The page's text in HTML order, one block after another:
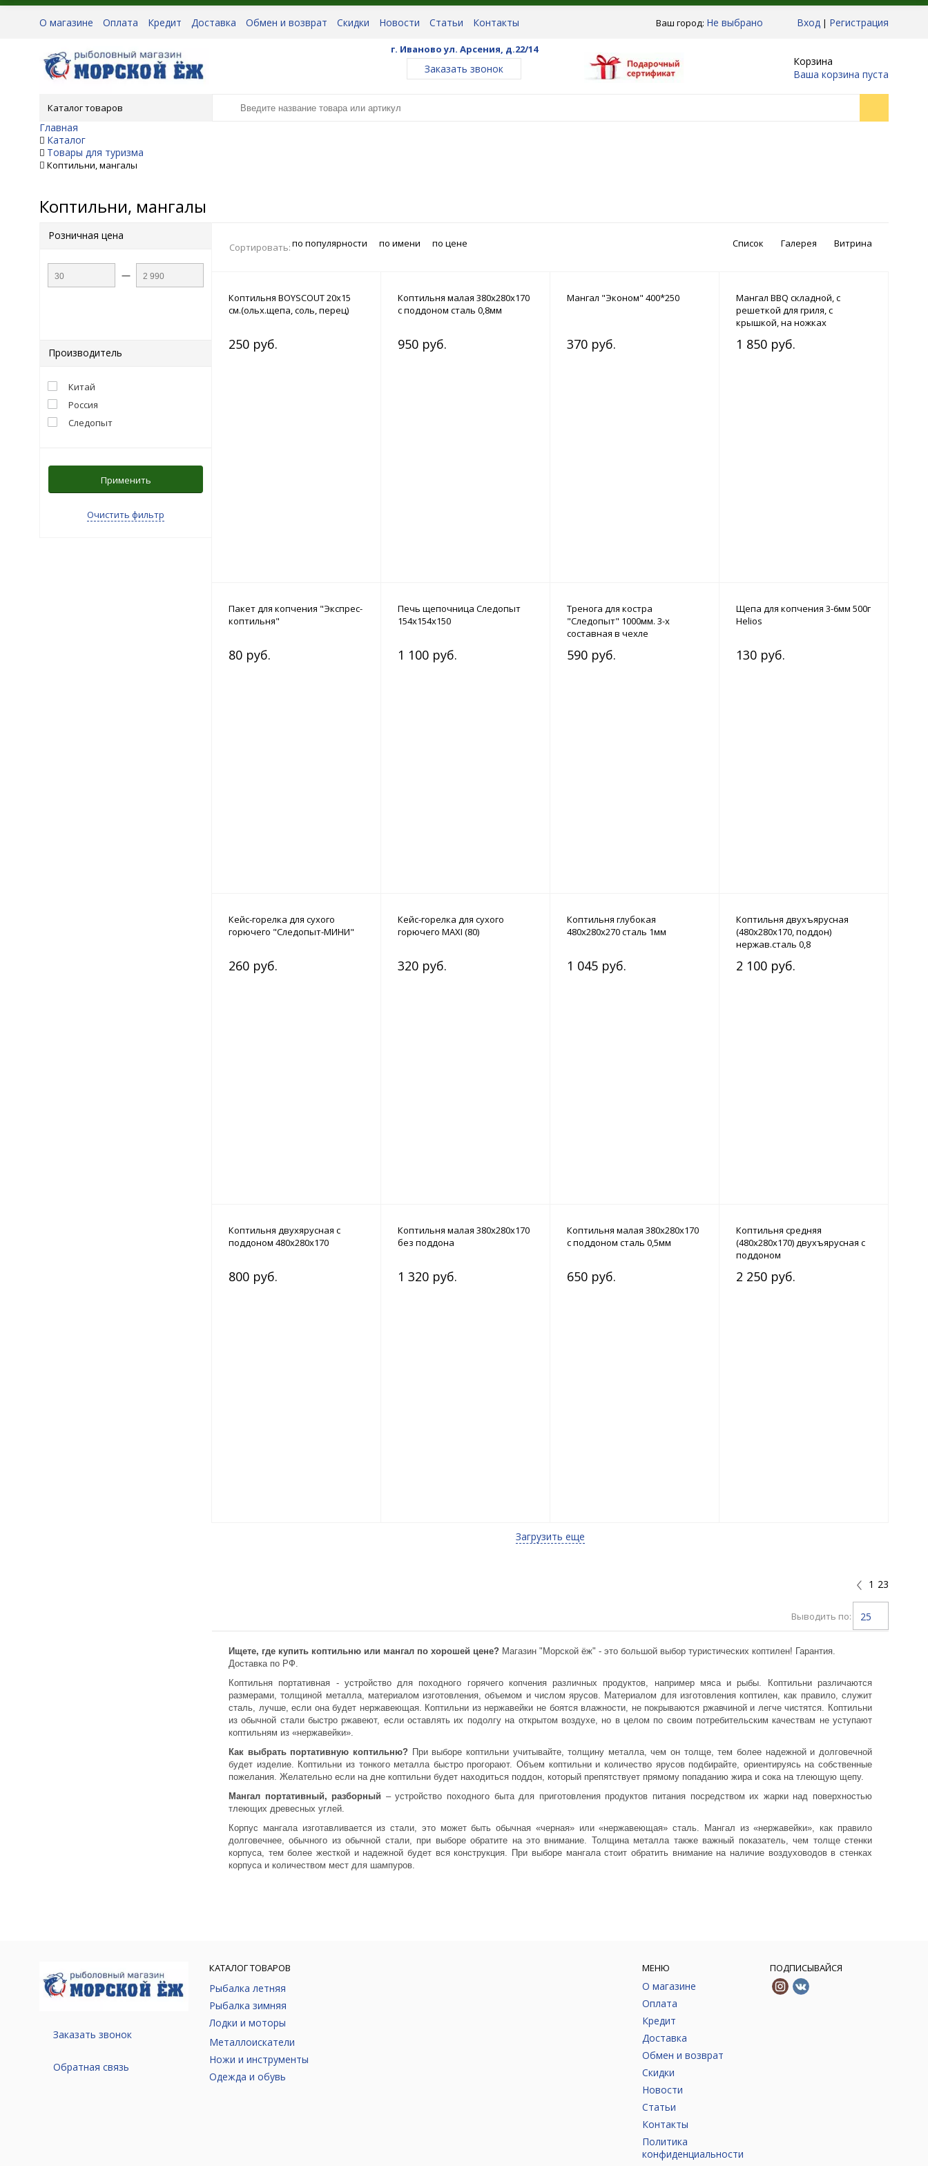
Ваш город: Не выбрано Вход | Регистрация
О магазине Оплата Кредит Доставка Обмен и возврат Скидки Новости Статьи Контакты
г. Иваново ул. Арсения, д.22/14
Заказать звонок
Корзина
Ваша корзина пуста
Каталог товаров
Главная
Каталог
Товары для туризма
Коптильни, мангалы
Коптильни, мангалы
Розничная цена
—
Производитель
Китай
Россия
Следопыт
Применить
Очистить фильтр
Список Галерея Витрина
Сортировать:по популярности по имени по цене
Коптильня BOYSCOUT 20x15
см.(ольх.щепа, соль, перец)
250 руб.
Коптильня малая 380х280х170
с поддоном сталь 0,8мм
950 руб.
Мангал "Эконом" 400*250
370 руб.
Мангал BBQ складной, с
решеткой для гриля, с
крышкой, на ножках
1 850 руб.
Пакет для копчения "Экспрес-
коптильня"
80 руб.
Печь щепочница Следопыт
154x154x150
1 100 руб.
Тренога для костра
"Следопыт" 1000мм. 3-х
составная в чехле
590 руб.
Щепа для копчения 3-6мм 500г
Helios
130 руб.
Кейс-горелка для сухого
горючего "Следопыт-МИНИ"
260 руб.
Кейс-горелка для сухого
горючего MAXI (80)
320 руб.
Коптильня глубокая
480х280х270 сталь 1мм
1 045 руб.
Коптильня двухъярусная
(480х280х170, поддон)
нержав.сталь 0,8
2 100 руб.
Коптильня двухярусная с
поддоном 480х280х170
800 руб.
Коптильня малая 380х280х170
без поддона
1 320 руб.
Коптильня малая 380х280х170
с поддоном сталь 0,5мм
650 руб.
Коптильня средняя
(480х280х170) двухъярусная с
поддоном
2 250 руб.
Загрузить еще
1 23
Выводить по: 25
Ищете, где купить коптильню или мангал по хорошей цене? Магазин "Морской ёж" - это большой выбор туристических коптилен! Гарантия.
Доставка по РФ.
Коптильня портативная - устройство для походного горячего копчения различных продуктов, например мяса и рыбы. Коптильни различаются
размерами, толщиной металла, материалом изготовления, объемом и числом ярусов. Материалом для изготовления коптилен, как правило, служит
сталь, лучше, если она будет нержавеющая. Коптильни из нержавейки не боятся влажности, не покрываются ржавчиной и легче чистятся. Коптильни
из обычной стали быстро ржавеют, если оставлять их подолгу на открытом воздухе, но в целом по своим потребительским качествам не уступают
коптильням из «нержавейки».
Как выбрать портативную коптильню? При выборе коптильни учитывайте, толщину металла, чем он толще, тем более надежной и долговечной
будет изделие. Коптильни из тонкого металла быстро прогорают. Объем коптильни и количество ярусов подбирайте, ориентируясь на собственные
пожелания. Желательно если на дне коптильни будет находиться поддон, который препятствует прямому попаданию жира и сока на тлеющую щепу.
Мангал портативный, разборный – устройство походного быта для приготовления продуктов питания посредством их жарки над поверхностью
тлеющих древесных углей.
Корпус мангала изготавливается из стали, это может быть обычная «черная» или «нержавеющая» сталь. Мангал из «нержавейки», как правило
долговечнее, обычного из обычной стали, при выборе обратите на это внимание. Толщина металла также важный показатель, чем толще стенки
корпуса, тем более жесткой и надежной будет вся конструкция. При выборе мангала стоит обратить внимание на наличие воздуховодов в стенках
корпуса и количеством мест для шампуров.
Заказать звонок
Обратная связь
КАТАЛОГ ТОВАРОВ
Рыбалка летняя
Рыбалка зимняя
Лодки и моторы
Металлоискатели
Ножи и инструменты
Одежда и обувь
МЕНЮ
О магазине
Оплата
Кредит
Доставка
Обмен и возврат
Скидки
Новости
Статьи
Контакты
Политика
конфиденциальности
ПОДПИСЫВАЙСЯ